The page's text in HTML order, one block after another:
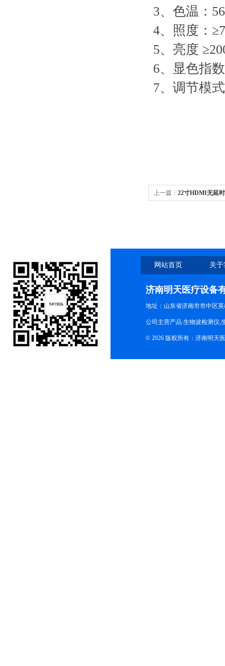
3、色温：
4、照度：
5、亮度
6、显色指
7、调节模
上一篇： 22寸HDMI无延
网站首页 关
济南明天医疗设备
地址：山东省济南市市中区
公司主营产品:生物波检测仪,
© 2026 版权所有：济南明天